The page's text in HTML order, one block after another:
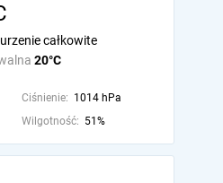
20°C
całkowite
Ciśnienie: 1014 hPa
Wilgotność: 51%